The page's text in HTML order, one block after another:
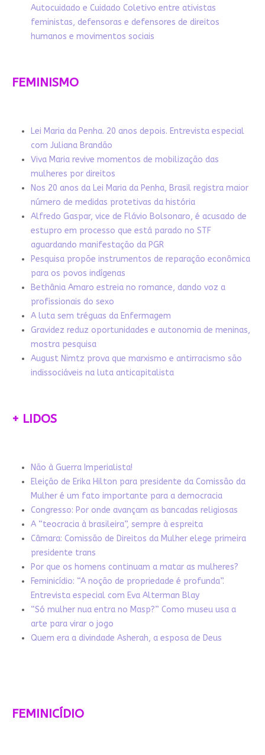
Autocuidado e Cuidado Coletivo entre ativistas
feministas, defensoras e defensores de direitos
humanos e movimentos sociais
FEMINISMO
Lei Maria da Penha. 20 anos depois. Entrevista especial
com Juliana Brandão
Viva Maria revive momentos de mobilização das
mulheres por direitos
Nos 20 anos da Lei Maria da Penha, Brasil registra maior
número de medidas protetivas da história
Alfredo Gaspar, vice de Flávio Bolsonaro, é acusado de
estupro em processo que está parado no STF
aguardando manifestação da PGR
Pesquisa propõe instrumentos de reparação econômica
para os povos indígenas
Bethânia Amaro estreia no romance, dando voz a
profissionais do sexo
A luta sem tréguas da Enfermagem
Gravidez reduz oportunidades e autonomia de meninas,
mostra pesquisa
August Nimtz prova que marxismo e antirracismo são
indissociáveis na luta anticapitalista
+ LIDOS
Não à Guerra Imperialista!
Eleição de Erika Hilton para presidente da Comissão da
Mulher é um fato importante para a democracia
Congresso: Por onde avançam as bancadas religiosas
A “teocracia à brasileira”, sempre à espreita
Câmara: Comissão de Direitos da Mulher elege primeira
presidente trans
Por que os homens continuam a matar as mulheres?
Feminicídio: “A noção de propriedade é profunda”.
Entrevista especial com Eva Alterman Blay
“Só mulher nua entra no Masp?” Como museu usa a
arte para virar o jogo
Quem era a divindade Asherah, a esposa de Deus
FEMINICÍDIO